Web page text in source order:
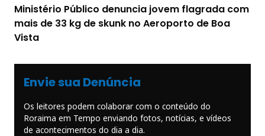
Ministério Público denuncia jovem flagrada com
mais de 33 kg de skunk no Aeroporto de Boa
Vista
Envie sua Denúncia
Os leitores podem colaborar com o conteúdo do
Roraima em Tempo enviando fotos, notícias, e vídeos
de acontecimentos do dia a dia.